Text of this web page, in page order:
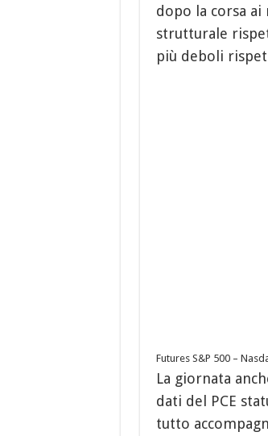
dopo la corsa
strutturale
più deboli
Futures S&P 500 –
La giornata
dati del PCE
tutto